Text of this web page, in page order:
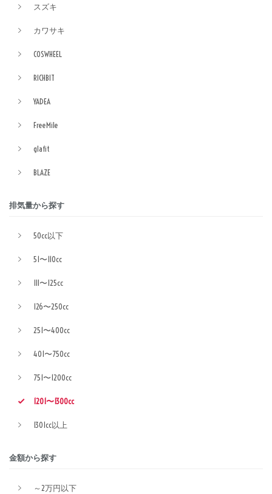
スズキ
カワサキ
COSWHEEL
RICHBIT
YADEA
FreeMile
glafit
BLAZE
排気量から探す
50cc以下
51〜110cc
111〜125cc
126〜250cc
251〜400cc
401〜750cc
751〜1200cc
1201〜1300cc
1301cc以上
金額から探す
～2万円以下